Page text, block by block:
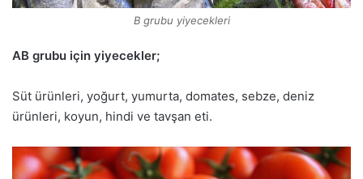
B grubu yiyecekleri
AB grubu için yiyecekler;
Süt ürünleri, yoğurt, yumurta, domates, sebze, deniz
ürünleri, koyun, hindi ve tavşan eti.